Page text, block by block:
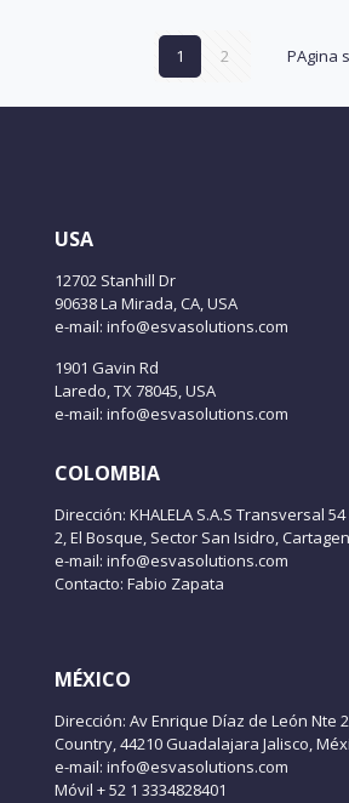
1 2 PAgina
USA
12702 Stanhill Dr
90638 La Mirada, CA, USA
e-mail: info@esvasolutions.com
1901 Gavin Rd
Laredo, TX 78045, USA
e-mail: info@esvasolutions.com
COLOMBIA
Dirección: KHALELA S.A.S Transversal
2, El Bosque, Sector San Isidro,
e-mail: info@esvasolutions.com
Contacto: Fabio Zapata
MÉXICO
Dirección: Av Enrique Díaz de León Nte
Country, 44210 Guadalajara Jalisco,
e-mail: info@esvasolutions.com
Móvil + 52 1 3334828401